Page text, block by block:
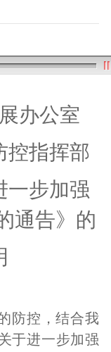
办公室
控指挥部
一步加强
通告》的
防控 ，结合我
于进一步加强